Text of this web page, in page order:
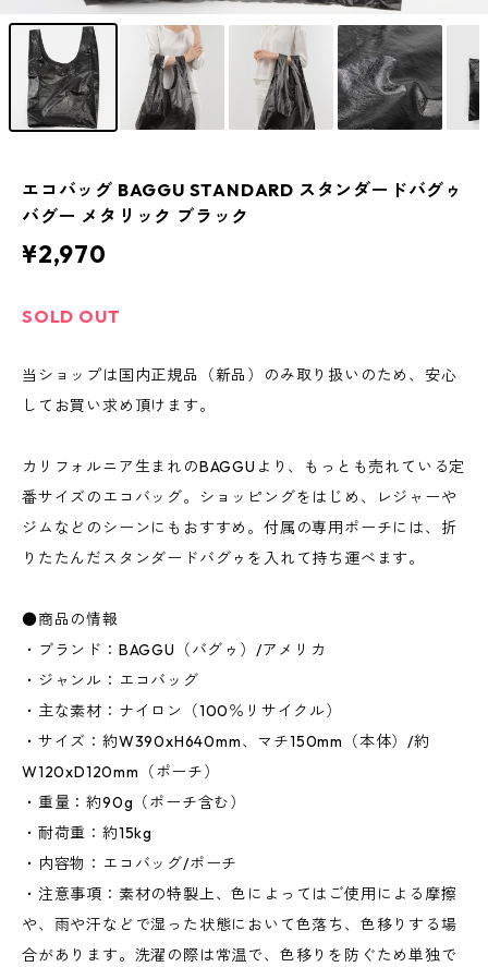
エコバッグ BAGGU STANDARD スタンダードバグゥ
バグー メタリック ブラック
¥2,970
SOLD OUT
当ショップは国内正規品（新品）のみ取り扱いのため、安心
してお買い求め頂けます。
カリフォルニア生まれのBAGGUより、もっとも売れている定
番サイズのエコバッグ。ショッピングをはじめ、レジャーや
ジムなどのシーンにもおすすめ。付属の専用ポーチには、折
りたたんだスタンダードバグゥを入れて持ち運べます。
●商品の情報
・ブランド：BAGGU（バグゥ）/アメリカ
・ジャンル：エコバッグ
・主な素材：ナイロン（100％リサイクル）
・サイズ：約W390xH640mm、マチ150mm（本体）/約
W120xD120mm（ポーチ）
・重量：約90g（ポーチ含む）
・耐荷重：約15kg
・内容物：エコバッグ/ポーチ
・注意事項：素材の特製上、色によってはご使用による摩擦
や、雨や汗などで湿った状態において色落ち、色移りする場
合があります。洗濯の際は常温で、色移りを防ぐため単独で